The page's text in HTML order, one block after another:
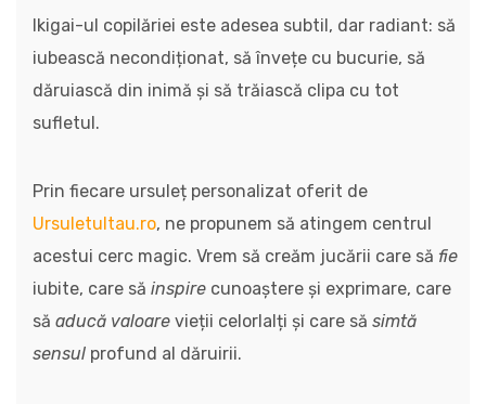
Ikigai-ul copilăriei este adesea subtil, dar radiant: să
iubească necondiționat, să învețe cu bucurie, să
dăruiască din inimă și să trăiască clipa cu tot
sufletul.
Prin fiecare ursuleț personalizat oferit de
Ursuletultau.ro, ne propunem să atingem centrul
acestui cerc magic. Vrem să creăm jucării care să fie
iubite, care să inspire cunoaștere și exprimare, care
să aducă valoare vieții celorlalți și care să simtă
sensul profund al dăruirii.